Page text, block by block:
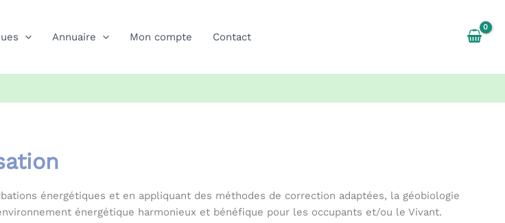
Annuaire Mon compte Contact
énergétiques et en appliquant des méthodes de correction adaptées, la géobiologie
énergétique harmonieux et bénéfique pour les occupants et/ou le Vivant.